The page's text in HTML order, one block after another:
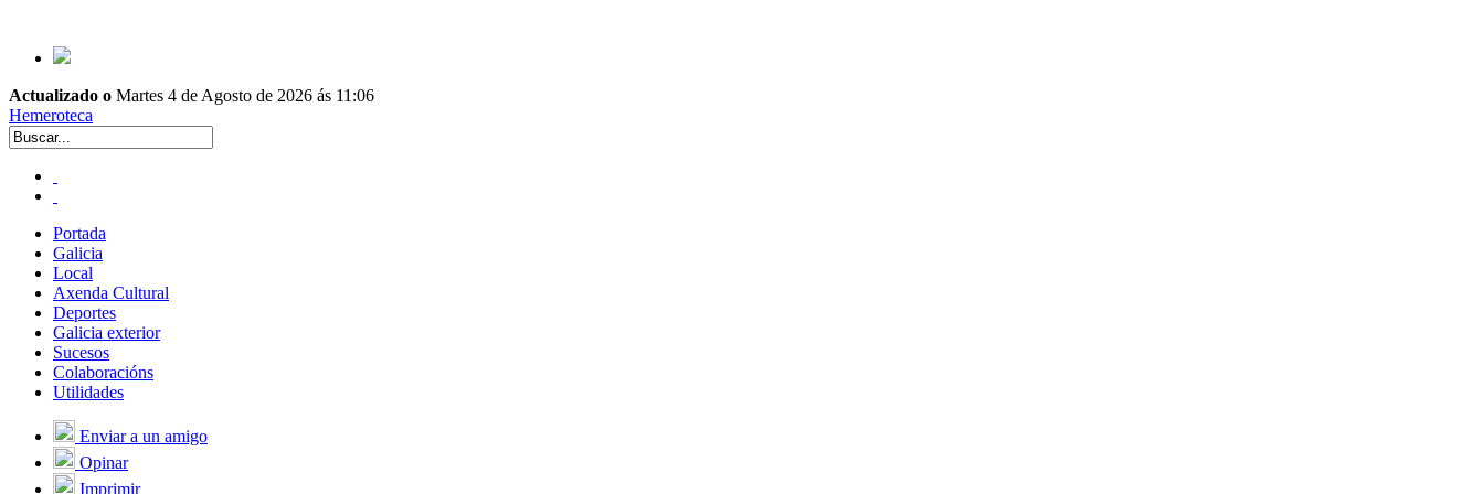
Actualizado o Martes 4 de Agosto de 2026 ás 11:06
Hemeroteca
Portada
Galicia
Local
Axenda Cultural
Deportes
Galicia exterior
Sucesos
Colaboracións
Utilidades
Enviar a un amigo
Opinar
Imprimir